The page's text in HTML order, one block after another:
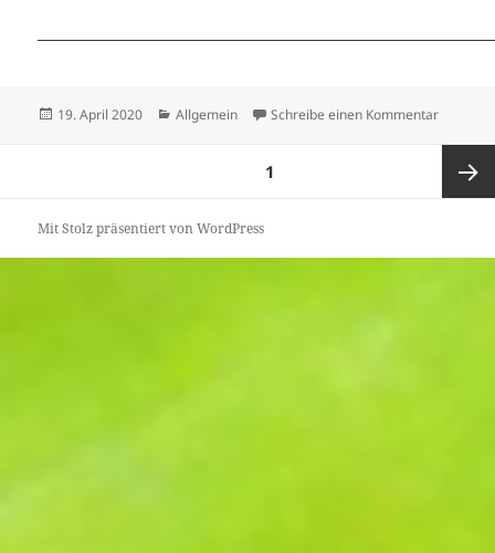
Veröffentlicht
19. April 2020 Kategorien
Allgemein Schreibe einen Kommentarzu Infos
1
Mit Stolz präsentiert von WordPress